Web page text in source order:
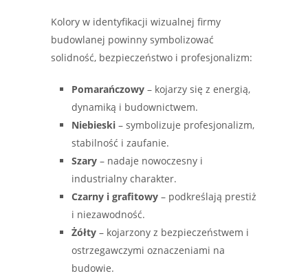
Kolory w identyfikacji wizualnej firmy
budowlanej powinny symbolizować
solidność, bezpieczeństwo i profesjonalizm:
Pomarańczowy – kojarzy się z energią,
dynamiką i budownictwem.
Niebieski – symbolizuje profesjonalizm,
stabilność i zaufanie.
Szary – nadaje nowoczesny i
industrialny charakter.
Czarny i grafitowy – podkreślają prestiż
i niezawodność.
Żółty – kojarzony z bezpieczeństwem i
ostrzegawczymi oznaczeniami na
budowie.